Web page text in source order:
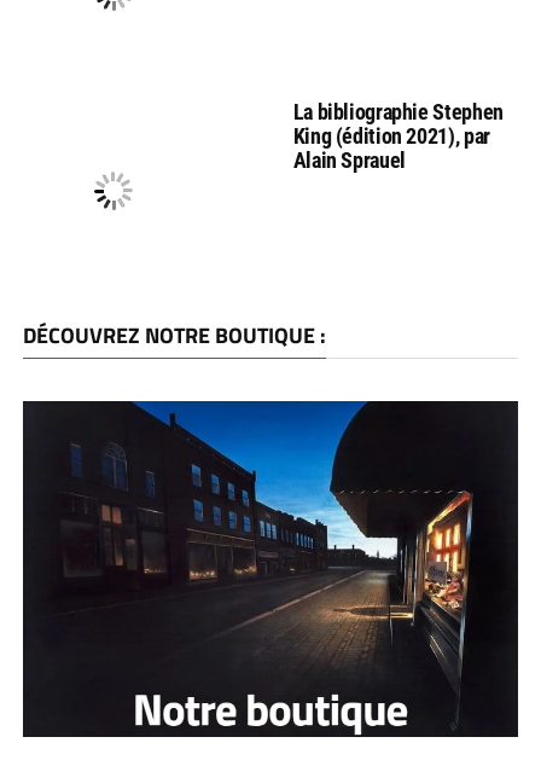
La bibliographie Stephen
King (édition 2021), par
Alain Sprauel
DÉCOUVREZ NOTRE BOUTIQUE :